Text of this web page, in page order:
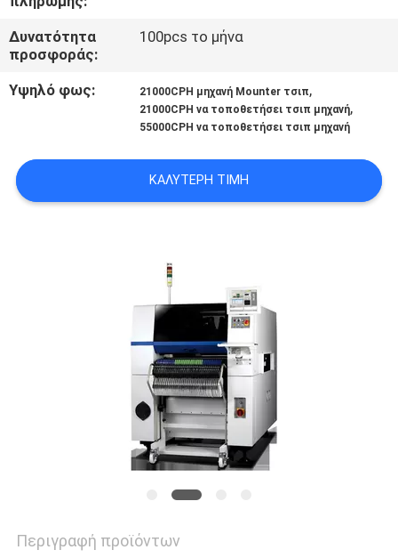
ΕΙΔΉΣΕΙΣ
ΑΠΌΣΠΑΣΜΑ
Δυνατότητα
προσφοράς:
100pcs το μήνα
Υψηλό φως: 21000CPH μηχανή Mounter τσιπ,
21000CPH να τοποθετήσει τσιπ μηχανή,
55000CPH να τοποθετήσει τσιπ μηχανή
ΚΑΛΎΤΕΡΗ ΤΙΜΉ
Περιγραφή προϊόντων